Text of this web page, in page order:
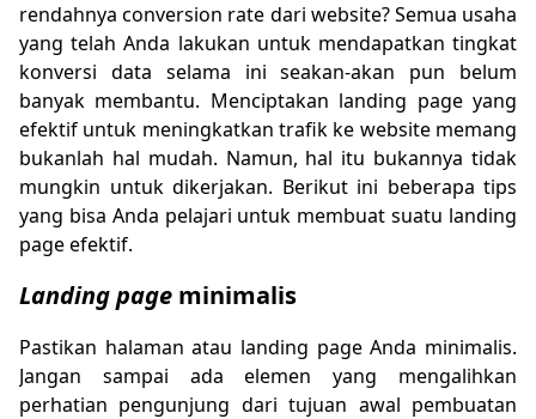
rendahnya conversion rate dari website? Semua usaha
yang telah Anda lakukan untuk mendapatkan tingkat
konversi data selama ini seakan-akan pun belum
banyak membantu. Menciptakan landing page yang
efektif untuk meningkatkan trafik ke website memang
bukanlah hal mudah. Namun, hal itu bukannya tidak
mungkin untuk dikerjakan. Berikut ini beberapa tips
yang bisa Anda pelajari untuk membuat suatu landing
page efektif.
Landing page minimalis
Pastikan halaman atau landing page Anda minimalis.
Jangan sampai ada elemen yang mengalihkan
perhatian pengunjung dari tujuan awal pembuatan